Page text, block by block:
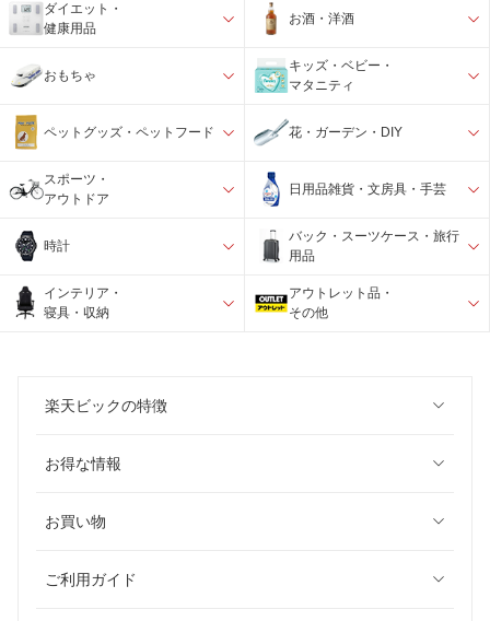
ダイエット・
健康用品
お酒・洋酒
おもちゃ
キッズ・ベビー・
マタニティ
ペットグッズ・ペットフード 花・ガーデン・DIY
スポーツ・
アウトドア
日用品雑貨・文房具・手芸
時計
バック・スーツケース・旅行
用品
インテリア・
寝具・収納
アウトレット品・
その他
楽天ビックの特徴
お得な情報
お買い物
ご利用ガイド